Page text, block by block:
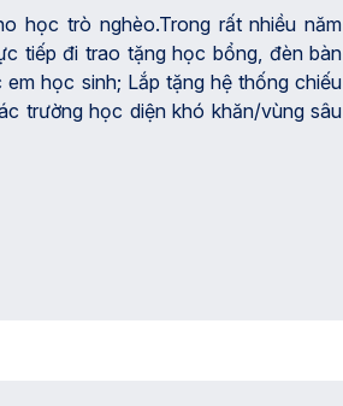
học trò nghèo.Trong rất nhiều năm
tiếp đi trao tặng học bổng, đèn bàn
học sinh; Lắp tặng hệ thống chiếu
trường học diện khó khăn/vùng sâu